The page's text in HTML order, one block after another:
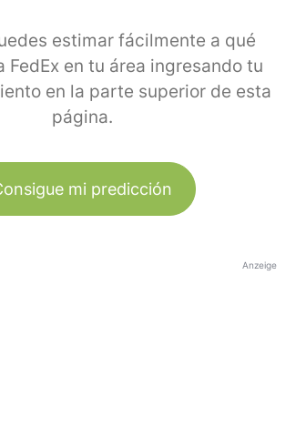
estimar fácilmente a qué
FedEx en tu área ingresando tu
en la parte superior de esta
página.
mi predicción
Anzeige